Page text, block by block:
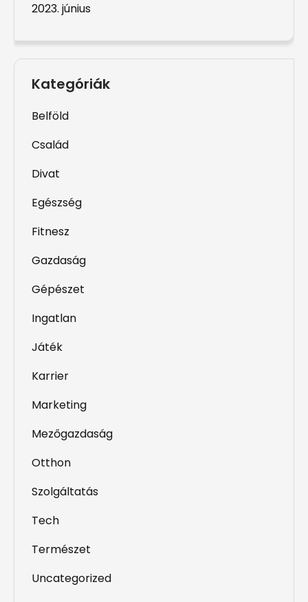
2023. június
Kategóriák
Belföld
Család
Divat
Egészség
Fitnesz
Gazdaság
Gépészet
Ingatlan
Játék
Karrier
Marketing
Mezőgazdaság
Otthon
Szolgáltatás
Tech
Természet
Uncategorized